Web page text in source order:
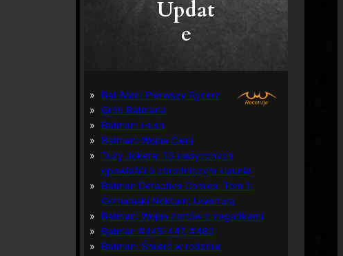
Updat
e
Bat-Man: Pierwszy Rycerz
Grób Batmana
Batman: Hush
Batman: Wojna Cieni
Tuzy Jokera: 13 klasycznych
opowieści o zbrodniczym klaunie
Batman Detective Comics, Tom 1:
Gothamski Nokturn: Uwertura
Batman: Wojna żartów z zagadkami
Batman #445-447, #480
Batman: Śmierć w rodzinie